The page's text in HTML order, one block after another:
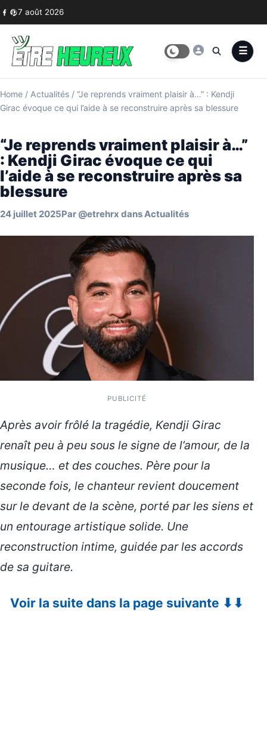
Skip to content
7 août 2026
Home / Actualités / “Je reprends vraiment plaisir à…” : Kendji
Girac évoque ce qui l’aide à se reconstruire après sa blessure
“Je reprends vraiment plaisir à…”
: Kendji Girac évoque ce qui
l’aide à se reconstruire après sa
blessure
24 juillet 2025Par @etrehrx dansActualités
PUBLICITÉ
Après avoir frôlé la tragédie, Kendji Girac
renaît peu à peu sous le signe de l’amour, de la
musique… et des couches. Père pour la
seconde fois, le chanteur revient doucement
sur le devant de la scène, porté par les siens et
un entourage artistique solide. Une
reconstruction intime, guidée par les accords
de sa guitare.
Voir la suite dans la page suivante ⬇⬇